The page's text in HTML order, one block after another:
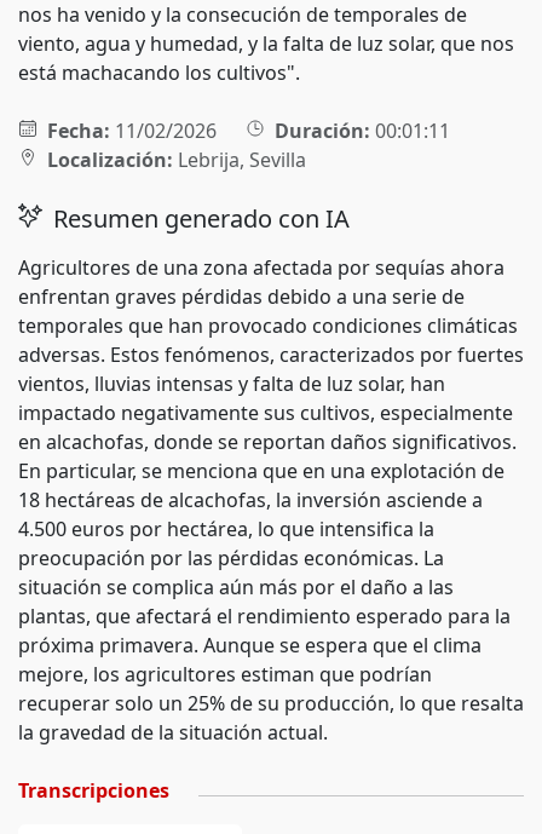
nos ha venido y la consecución de temporales de
viento, agua y humedad, y la falta de luz solar, que nos
está machacando los cultivos".
Fecha: 11/02/2026 Duración: 00:01:11
Localización: Lebrija, Sevilla
Resumen generado con IA
Agricultores de una zona afectada por sequías ahora
enfrentan graves pérdidas debido a una serie de
temporales que han provocado condiciones climáticas
adversas. Estos fenómenos, caracterizados por fuertes
vientos, lluvias intensas y falta de luz solar, han
impactado negativamente sus cultivos, especialmente
en alcachofas, donde se reportan daños significativos.
En particular, se menciona que en una explotación de
18 hectáreas de alcachofas, la inversión asciende a
4.500 euros por hectárea, lo que intensifica la
preocupación por las pérdidas económicas. La
situación se complica aún más por el daño a las
plantas, que afectará el rendimiento esperado para la
próxima primavera. Aunque se espera que el clima
mejore, los agricultores estiman que podrían
recuperar solo un 25% de su producción, lo que resalta
la gravedad de la situación actual.
Transcripciones